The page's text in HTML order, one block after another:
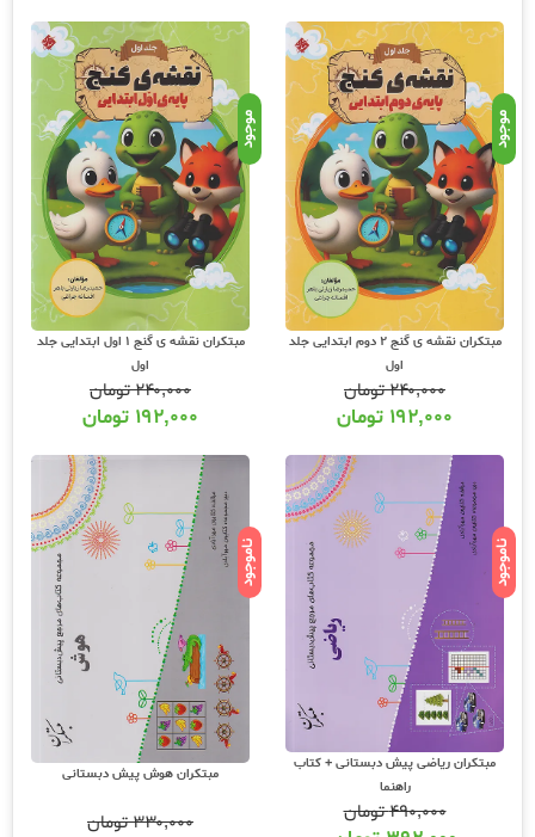
موجود
مبتکران نقشه ی گنج 2 دوم ابتدایی جلد
اول
۲۴۰,۰۰۰تومان
۱۹۲,۰۰۰ تومان
موجود
مبتکران نقشه ی گنج 1 اول ابتدایی جلد
اول
۲۴۰,۰۰۰تومان
۱۹۲,۰۰۰ تومان
ناموجود
مبتکران ریاضی پیش دبستانی + کتاب
راهنما
۴۹۰,۰۰۰تومان
ناموجود
مبتکران هوش پیش دبستانی
۳۳۰,۰۰۰تومان